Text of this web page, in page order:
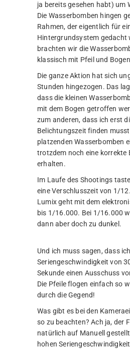
ja bereits gesehen habt) um
Die Wasserbomben hingen
Rahmen, der eigentlich für
Hintergrundsystem gedacht
brachten wir die
klassisch mit Pfeil und
Die ganze Aktion hat sich
Stunden hingezogen. Das
dass die kleinen
mit dem Bogen getroffen
zum anderen, dass ich erst
Belichtungszeit finden
platzenden Wasserbomben
trotzdem noch eine korrekte
erhalten.
Im Laufe des Shootings
eine Verschlusszeit von 1/
Lumix geht mit dem
bis 1/16.000. Bei 1/16.000
dann aber doch zu dunkel.
Und ich muss sagen, dass
Seriengeschwindigkeit von
Sekunde einen Ausschuss
Die Pfeile flogen einfach so
durch die Gegend!
Was gibt es bei den
so zu beachten? Ach ja, der
natürlich auf Manuell
hohen